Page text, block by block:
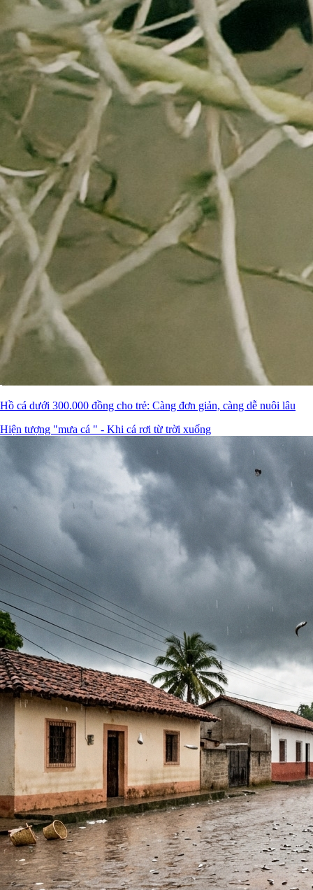
Hồ cá dưới 300.000 đồng cho trẻ: Càng đơn giản, càng dễ nuôi lâu
Hiện tượng "mưa cá " - Khi cá rơi từ trời xuống